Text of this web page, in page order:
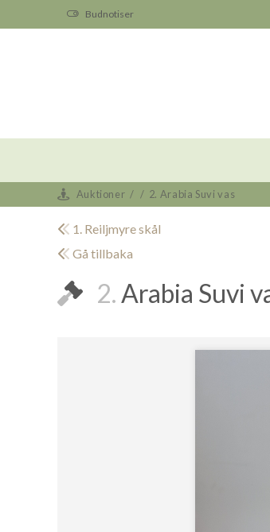
Budnotiser
Auktioner / / 2. Arabia Suvi vas
1. Reiljmyre skål
Gå tillbaka
2. Arabia Suvi